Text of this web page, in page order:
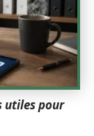
utiles pour